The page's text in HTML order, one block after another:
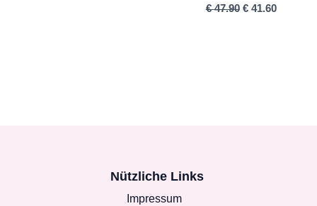
€47.90 €41.60
Nützliche Links
Impressum